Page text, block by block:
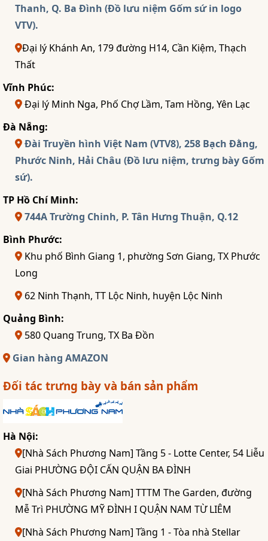
Thanh, Q. Ba Đình (Đồ lưu niệm Gốm sứ in logo
VTV).
Đại lý Khánh An, 179 đường H14, Cần Kiệm, Thạch
Thất
Vĩnh Phúc:
Đại lý Minh Nga, Phố Chợ Lầm, Tam Hồng, Yên Lạc
Đà Nẵng:
Đài Truyền hình Việt Nam (VTV8), 258 Bạch Đằng,
Phước Ninh, Hải Châu (Đồ lưu niệm, trưng bày Gốm
sứ).
TP Hồ Chí Minh:
744A Trường Chinh, P. Tân Hưng Thuận, Q.12
Bình Phước:
Khu phố Bình Giang 1, phường Sơn Giang, TX Phước
Long
62 Ninh Thạnh, TT Lộc Ninh, huyện Lộc Ninh
Quảng Bình:
580 Quang Trung, TX Ba Đồn
Gian hàng AMAZON
Đối tác trưng bày và bán sản phẩm
Hà Nội:
[Nhà Sách Phương Nam] Tầng 5 - Lotte Center, 54 Liễu
Giai PHƯỜNG ĐỘI CẤN QUẬN BA ĐÌNH
[Nhà Sách Phương Nam] TTTM The Garden, đường
Mễ Trì PHƯỜNG MỸ ĐÌNH I QUẬN NAM TỪ LIÊM
[Nhà Sách Phương Nam] Tầng 1 - Tòa nhà Stellar